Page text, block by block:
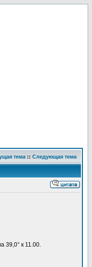
тема :: Следующая тема
39,0° к 11.00.